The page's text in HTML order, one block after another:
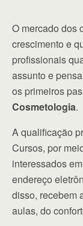
O mercado dos
crescimento e
profissionais
assunto e
os primeiros
Cosmetologia.
A qualificação
Cursos, por
interessados
endereço
disso, recebem
aulas, do